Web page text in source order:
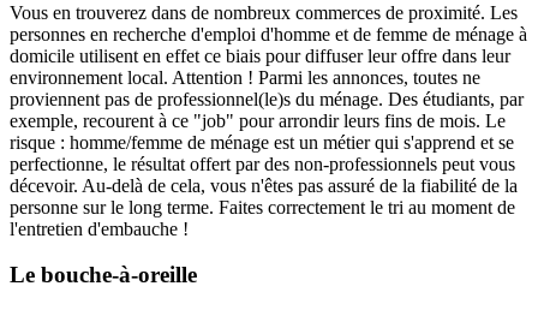
Vous en trouverez dans de nombreux commerces de proximité. Les
personnes en recherche d'emploi d'homme et de femme de ménage à
domicile utilisent en effet ce biais pour diffuser leur offre dans leur
environnement local. Attention ! Parmi les annonces, toutes ne
proviennent pas de professionnel(le)s du ménage. Des étudiants, par
exemple, recourent à ce "job" pour arrondir leurs fins de mois. Le
risque : homme/femme de ménage est un métier qui s'apprend et se
perfectionne, le résultat offert par des non-professionnels peut vous
décevoir. Au-delà de cela, vous n'êtes pas assuré de la fiabilité de la
personne sur le long terme. Faites correctement le tri au moment de
l'entretien d'embauche !
Le bouche-à-oreille